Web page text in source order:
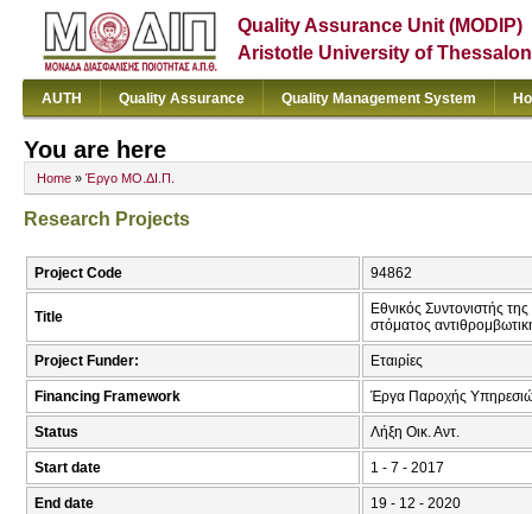
Quality Assurance Unit (MODIP)
Aristotle University of
AUTH Quality Assurance Quality Management System
You are here
Home » Έργο ΜΟ.ΔΙ.Π.
Research Projects
Project Code 94862
Title
Εθνικός Συντονιστής
στόματος
Project Funder: Εταιρίες
Financing Framework Έργα Παροχής
Status Λήξη Οικ. Αντ.
Start date 1 - 7 - 2017
End date 19 - 12 - 2020